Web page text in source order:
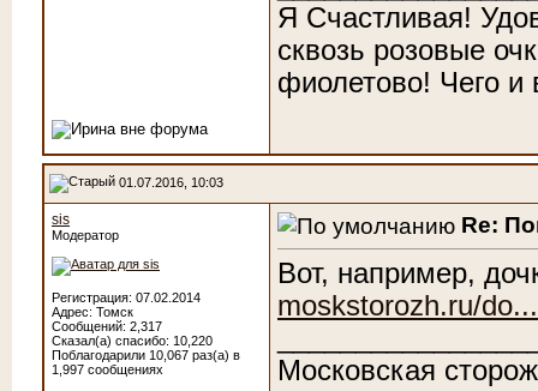
Я Счастливая!
сквозь розовые
фиолетово! Чего
01.07.2016, 10:03
sis
Модератор
Регистрация: 07.02.2014
Адрес: Томск
Сообщений: 2,317
Сказал(а) спасибо: 10,220
Поблагодарили 10,067 раз(а) в
1,997 сообщениях
Re:
Вот, например,
moskstorozh.ru/
Московская